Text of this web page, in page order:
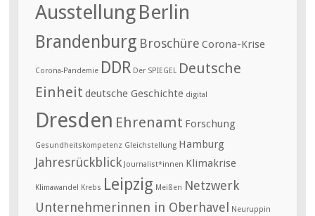
AusstellungBerlin
Brandenburg Broschüre Corona-Krise
Corona-Pandemie DDR Der SPIEGEL Deutsche
Einheit deutsche Geschichte digital
Dresden Ehrenamt Forschung
Gesundheitskompetenz Gleichstellung Hamburg
Jahresrückblick Journalist*innen Klimakrise
Klimawandel Krebs Leipzig Meißen Netzwerk
Unternehmerinnen in Oberhavel
Neuruppin